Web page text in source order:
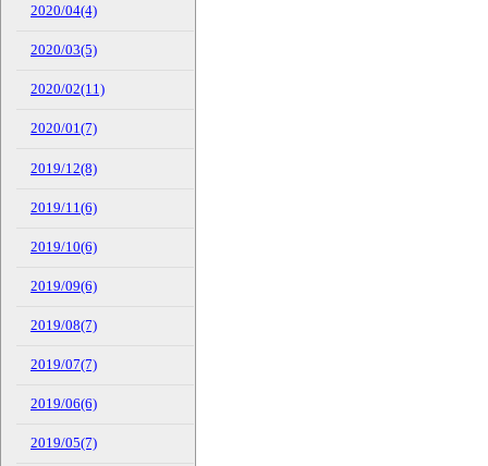
2020/04(4)
2020/03(5)
2020/02(11)
2020/01(7)
2019/12(8)
2019/11(6)
2019/10(6)
2019/09(6)
2019/08(7)
2019/07(7)
2019/06(6)
2019/05(7)